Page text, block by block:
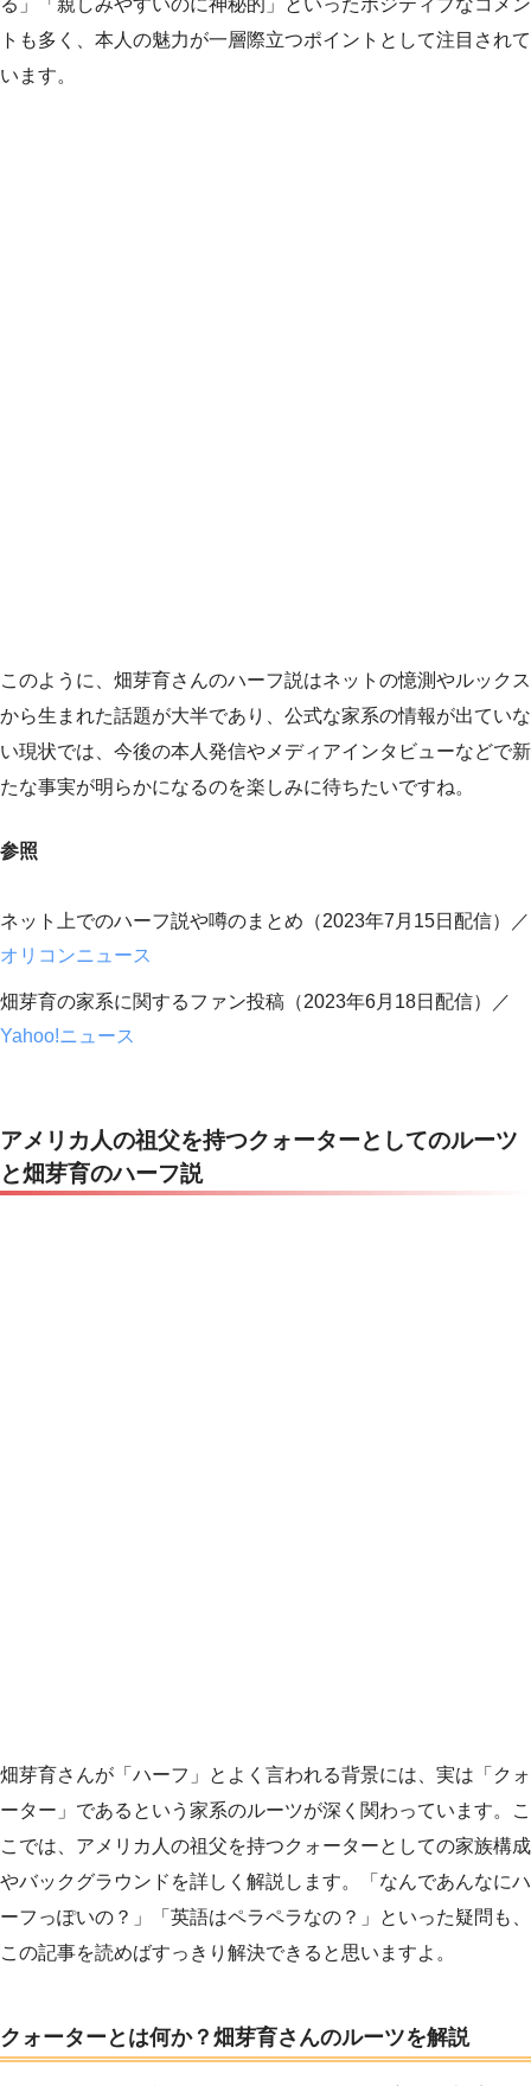
トも多く、本人の魅力が一層際立つポイントとして注目されて
います。
このように、畑芽育さんのハーフ説はネットの憶測やルックス
から生まれた話題が大半であり、公式な家系の情報が出ていな
い現状では、今後の本人発信やメディアインタビューなどで新
たな事実が明らかになるのを楽しみに待ちたいですね。
参照
ネット上でのハーフ説や噂のまとめ（2023年7月15日配信）／
オリコンニュース
畑芽育の家系に関するファン投稿（2023年6月18日配信）／
Yahoo!ニュース
アメリカ人の祖父を持つクォーターとしてのルーツ
と畑芽育のハーフ説
畑芽育さんが「ハーフ」とよく言われる背景には、実は「クォ
ーター」であるという家系のルーツが深く関わっています。こ
こでは、アメリカ人の祖父を持つクォーターとしての家族構成
やバックグラウンドを詳しく解説します。「なんであんなにハ
ーフっぽいの？」「英語はペラペラなの？」といった疑問も、
この記事を読めばすっきり解決できると思いますよ。
クォーターとは何か？畑芽育さんのルーツを解説